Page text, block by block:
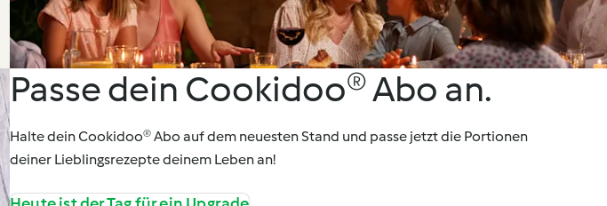
Passe dein Cookidoo® Abo an.
Halte dein Cookidoo® Abo auf dem neuesten Stand und passe jetzt die Portionen
deiner Lieblingsrezepte deinem Leben an!